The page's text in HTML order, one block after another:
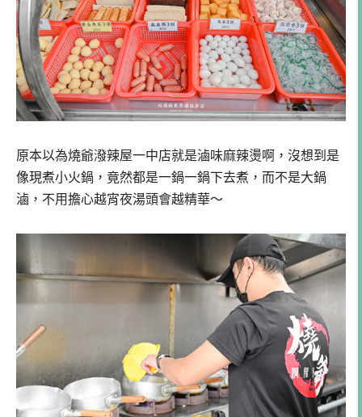
原本以為燒爺潑辣屋一中店就是滷味麻辣燙啊，沒想到是
像現煮小火鍋，竟然都是一鍋一鍋下去煮，而不是大鍋
滷，不用擔心越宵夜湯頭會越精華～